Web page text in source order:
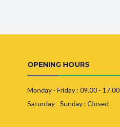
OPENING HOURS
Monday - Friday : 09.00 - 17.00
Saturday - Sunday : Closed